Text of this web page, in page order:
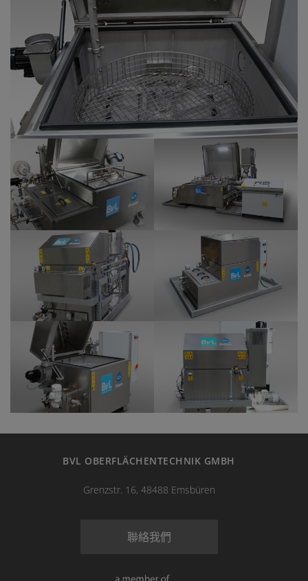
BVL OBERFLÄCHENTECHNIK GMBH
Grenzstr. 16, 48488 Emsbüren
聯絡我們